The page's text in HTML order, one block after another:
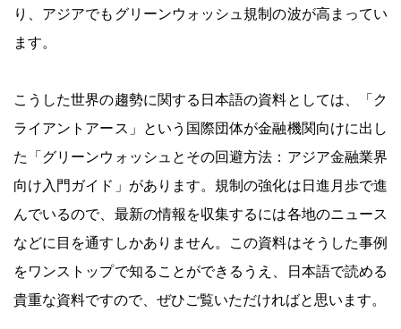
り、アジアでもグリーンウォッシュ規制の波が高まってい
ます。
こうした世界の趨勢に関する日本語の資料としては、「ク
ライアントアース」という国際団体が金融機関向けに出し
た「グリーンウォッシュとその回避方法：アジア金融業界
向け入門ガイド」があります。規制の強化は日進月歩で進
んでいるので、最新の情報を収集するには各地のニュース
などに目を通すしかありません。この資料はそうした事例
をワンストップで知ることができるうえ、日本語で読める
貴重な資料ですので、ぜひご覧いただければと思います。